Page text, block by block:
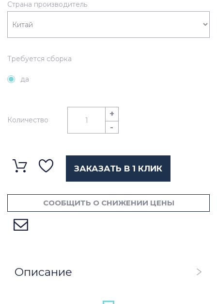
да
Количество
+
-
ЗАКАЗАТЬ В 1 КЛИК
СООБЩИТЬ О СНИЖЕНИИ ЦЕНЫ
Описание